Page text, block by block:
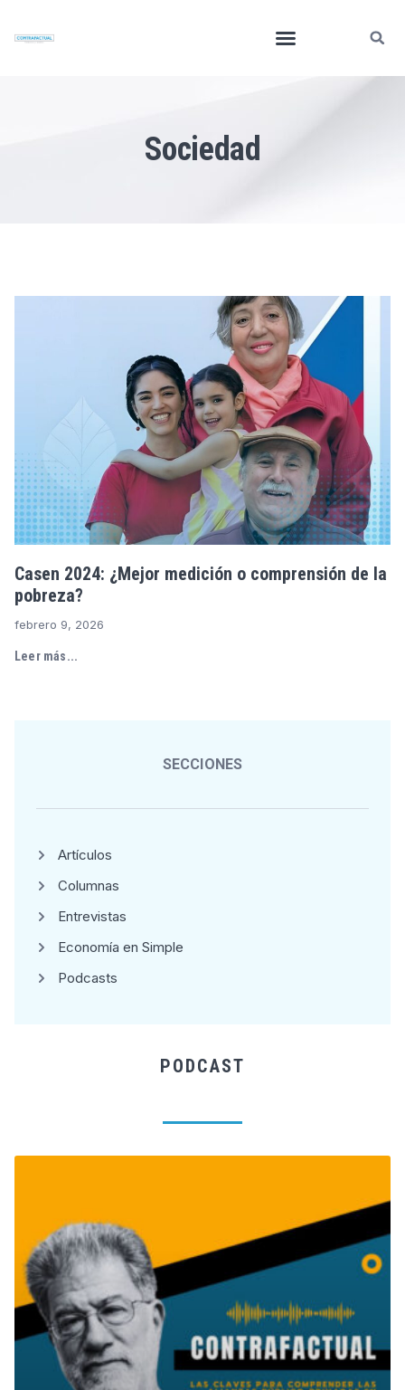
Sociedad
Casen 2024: ¿Mejor medición o comprensión de la
pobreza?
febrero 9, 2026
Leer más...
SECCIONES
Artículos
Columnas
Entrevistas
Economía en Simple
Podcasts
PODCAST